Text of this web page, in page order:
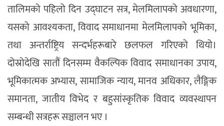
तालिमको पहिलो दिन उद्घाटन सत्र, मेलमिलापको अवधारणा,
यसको आवश्यकता, विवाद समाधानमा मेलमिलापको भूमिका,
तथा अन्तर्राष्ट्रिय सन्दर्भहरूबारे छलफल गरिएको थियो।
दोस्रोदेखि सातौं दिनसम्म वैकल्पिक विवाद समाधानका उपाय,
भूमिकात्मक अभ्यास, सामाजिक न्याय, मानव अधिकार, लैङ्गिक
समानता, जातीय विभेद र बहुसांस्कृतिक विवाद व्यवस्थापन
सम्बन्धी सत्रहरू सञ्चालन भए ।